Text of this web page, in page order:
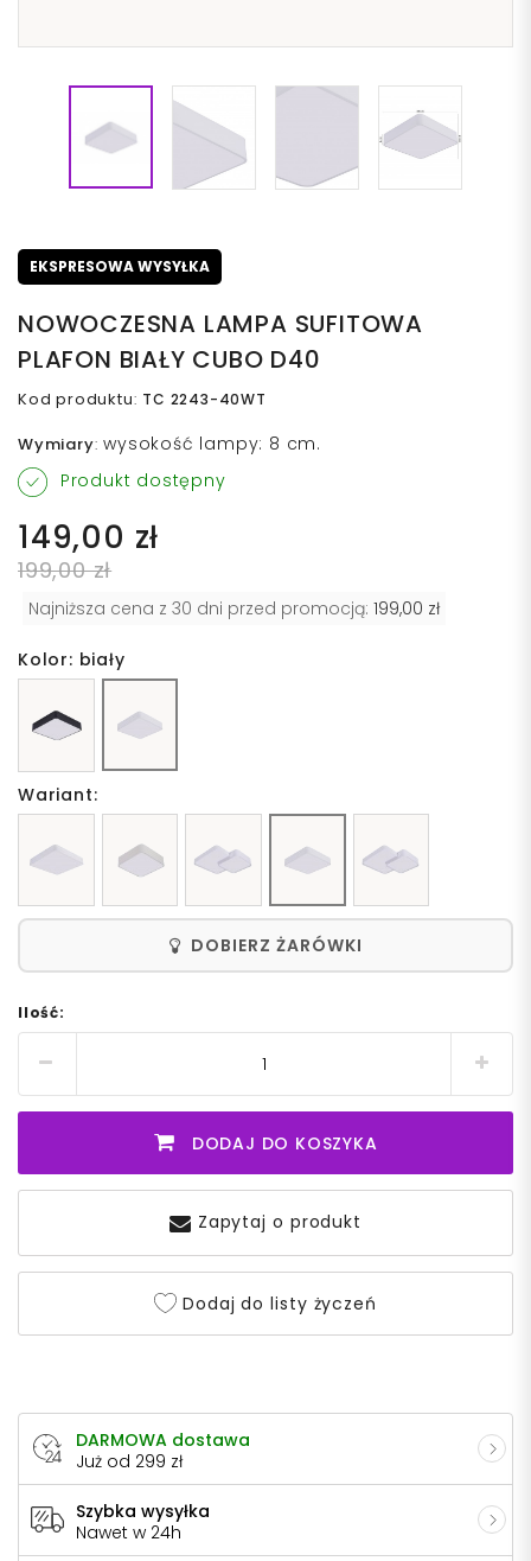
EKSPRESOWA WYSYŁKA
NOWOCZESNA LAMPA SUFITOWA
PLAFON BIAŁY CUBO D40
Kod produktu: TC 2243-40WT
Wymiary: wysokość lampy: 8 cm.
Produkt dostępny
149,00 zł
199,00 zł
Najniższa cena z 30 dni przed promocją: 199,00 zł
Kolor: biały
Wariant:
DOBIERZ ŻARÓWKI
Ilość:
DODAJ DO KOSZYKA
Zapytaj o produkt
Dodaj do listy życzeń
DARMOWA dostawa
Już od 299 zł
Szybka wysyłka
Nawet w 24h